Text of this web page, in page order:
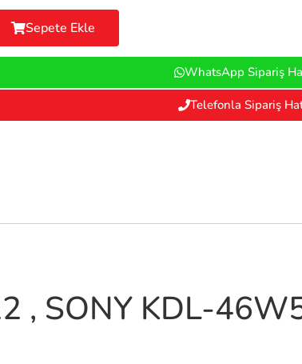
Sepete Ekle
WhatsApp Sipariş
Telefonla Sipariş
SONY KDL-